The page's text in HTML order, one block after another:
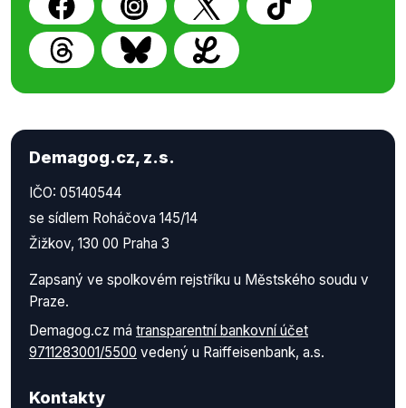
Demagog.cz, z.s.
IČO: 05140544
se sídlem Roháčova 145/14
Žižkov, 130 00 Praha 3
Zapsaný ve spolkovém rejstříku u Městského soudu v
Praze.
Demagog.cz má transparentní bankovní účet
9711283001/5500 vedený u Raiffeisenbank, a.s.
Kontakty